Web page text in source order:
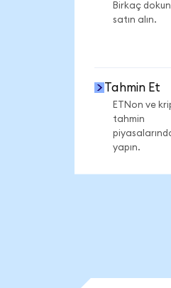
Birkaç
satın alın.
Tahmin Et
ETNon ve
tahmin
yapın.